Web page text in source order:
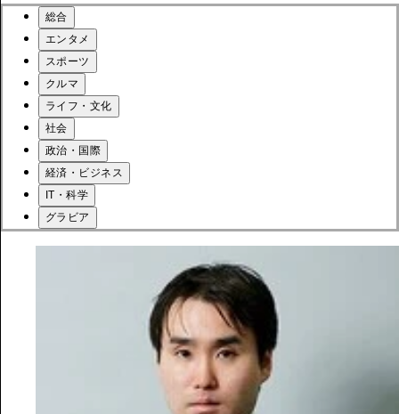
総合
エンタメ
スポーツ
クルマ
ライフ・文化
社会
政治・国際
経済・ビジネス
IT・科学
グラビア